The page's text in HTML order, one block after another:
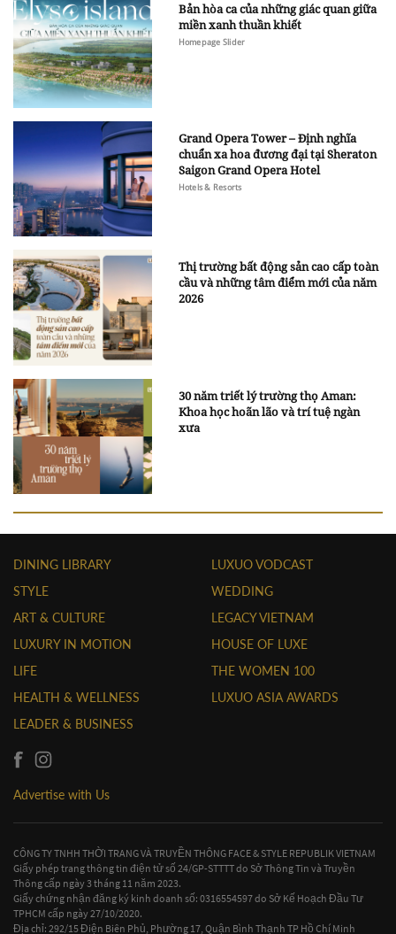
Bản hòa ca của những giác quan giữa
miền xanh thuần khiết
Homepage Slider
Grand Opera Tower – Định nghĩa
chuẩn xa hoa đương đại tại Sheraton
Saigon Grand Opera Hotel
Hotels & Resorts
Thị trường bất động sản cao cấp toàn
cầu và những tâm điểm mới của năm
2026
30 năm triết lý trường thọ Aman:
Khoa học hoãn lão và trí tuệ ngàn
xưa
DINING LIBRARY
STYLE
ART & CULTURE
LUXURY IN MOTION
LIFE
HEALTH & WELLNESS
LEADER & BUSINESS
LUXUO VODCAST
WEDDING
LEGACY VIETNAM
HOUSE OF LUXE
THE WOMEN 100
LUXUO ASIA AWARDS
Advertise with Us
CÔNG TY TNHH THỜI TRANG VÀ TRUYỀN THÔNG FACE & STYLE REPUBLIK VIETNAM
Giấy phép trang thông tin điện tử số 24/GP-STTTT do Sở Thông Tin và Truyền
Thông cấp ngày 3 tháng 11 năm 2023.
Giấy chứng nhận đăng ký kinh doanh số: 0316554597 do Sở Kế Hoạch Đầu Tư
TPHCM cấp ngày 27/10/2020.
Địa chỉ: 292/15 Điện Biên Phủ, Phường 17, Quận Bình Thạnh TP Hồ Chí Minh